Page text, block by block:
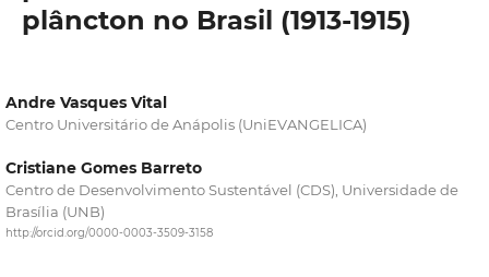
plâncton no Brasil (1913-1915)
Andre Vasques Vital
Centro Universitário de Anápolis (UniEVANGELICA)
Cristiane Gomes Barreto
Centro de Desenvolvimento Sustentável (CDS), Universidade de
Brasília (UNB)
http://orcid.org/0000-0003-3509-3158